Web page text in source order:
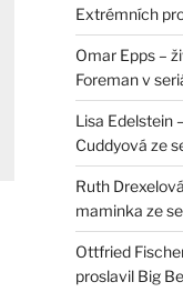
Extrémních
Omar Epps –
Foreman v
Lisa Edelstein
Cuddyová ze
Ruth
maminka ze
Ottfried
proslavil Big